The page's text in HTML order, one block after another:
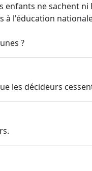
enfants ne sachent ni
à l'éducation
?
les décideurs